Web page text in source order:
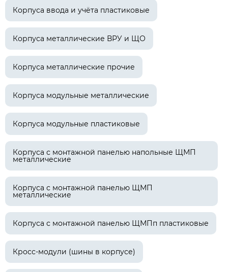
Корпуса ввода и учёта пластиковые
Корпуса металлические ВРУ и ЩО
Корпуса металлические прочие
Корпуса модульные металлические
Корпуса модульные пластиковые
Корпуса с монтажной панелью напольные ЩМП
металлические
Корпуса с монтажной панелью ЩМП
металлические
Корпуса с монтажной панелью ЩМПп пластиковые
Кросс-модули (шины в корпусе)